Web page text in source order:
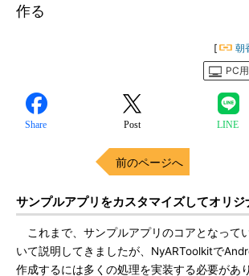
作る
[
朝
PC
Share Post LINE
前のページへ
サンプルアプリをカスタマイズしてオリジ
これまで、サンプルアプリのコアとなって
いて説明してきましたが、NyARToolkitで
作成するには多くの処理を実装する必要があ